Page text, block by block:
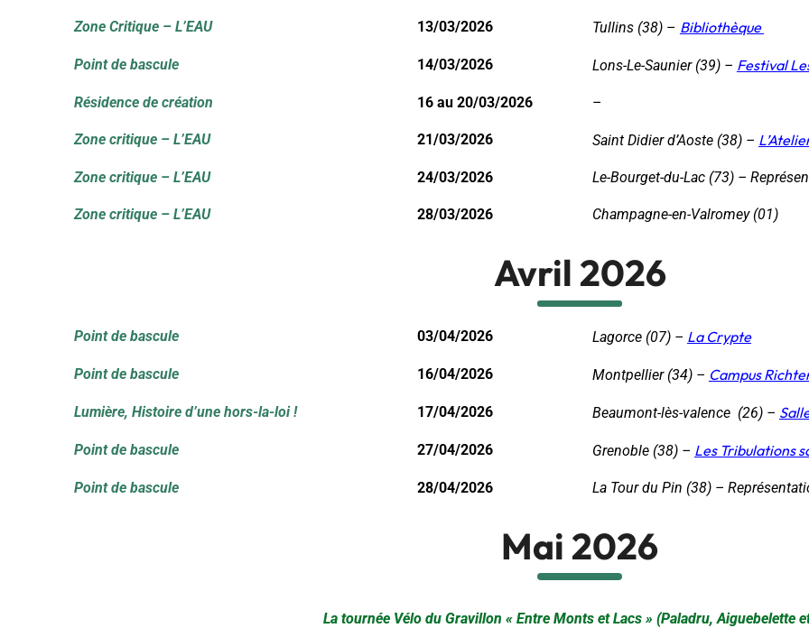
Zone Critique – L’EAU 13/03/2026 Tullins (38)– Bibliothèque
Point de bascule 14/03/2026 Lons-Le-Saunier (39) – Festival
Résidence de création 16 au 20/03/2026 –
Zone critique – L’EAU 21/03/2026 Saint Didier d’Aoste (38) –
Zone critique – L’EAU 24/03/2026 Le-Bourget-du-Lac (73) –
Zone critique – L’EAU 28/03/2026 Champagne-en-Valromey (01)
Avril 2026
Point de bascule 03/04/2026 Lagorce (07) – La Crypte
Point de bascule 16/04/2026 Montpellier (34) – Campus
Lumière, Histoire d’une hors-la-loi ! 17/04/2026 Beaumont-lès-valence (26) –
Point de bascule 27/04/2026 Grenoble (38) – Les Tribulations
Point de bascule 28/04/2026 La Tour du Pin (38) –
Mai 2026
La tournée Vélo du Gravillon « Entre Monts et Lacs » (Paladru, Aiguebelette